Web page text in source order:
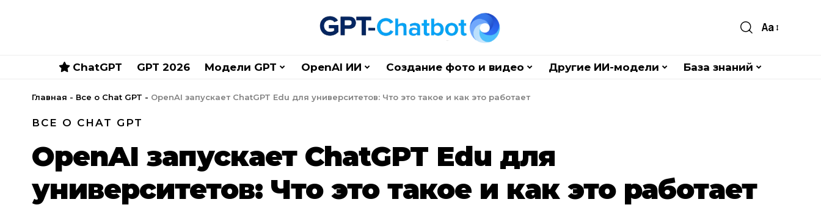
Aa
ChatGPT GPT 2026 Модели GPT OpenAI ИИ Создание фото и видео Другие ИИ-модели База знаний
Главная - Все о Chat GPT - OpenAI запускает ChatGPT Edu для университетов: Что это такое и как это работает
ВСЕ О CHAT GPT
OpenAI запускает ChatGPT Edu для
университетов: Что это такое и как это работает